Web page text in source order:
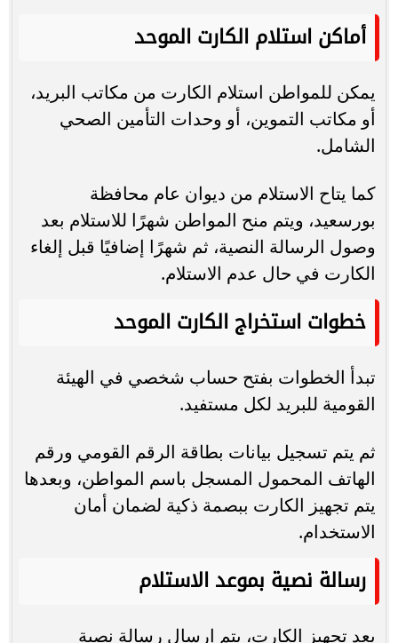
أماكن استلام الكارت الموحد
يمكن للمواطن استلام الكارت من مكاتب البريد،
أو مكاتب التموين، أو وحدات التأمين الصحي
الشامل.
كما يتاح الاستلام من ديوان عام محافظة
بورسعيد، ويتم منح المواطن شهرًا للاستلام بعد
وصول الرسالة النصية، ثم شهرًا إضافيًا قبل إلغاء
الكارت في حال عدم الاستلام.
خطوات استخراج الكارت الموحد
تبدأ الخطوات بفتح حساب شخصي في الهيئة
القومية للبريد لكل مستفيد.
ثم يتم تسجيل بيانات بطاقة الرقم القومي ورقم
الهاتف المحمول المسجل باسم المواطن، وبعدها
يتم تجهيز الكارت ببصمة ذكية لضمان أمان
الاستخدام.
رسالة نصية بموعد الاستلام
بعد تجهيز الكارت، يتم إرسال رسالة نصية